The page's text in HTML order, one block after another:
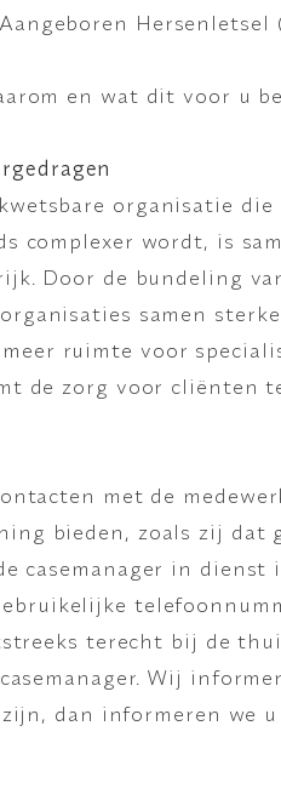
en wat dit voor u
organisatie
complexer wordt, is
Door de bundeling
samen
ruimte voor
de zorg voor cliënten
met de
bieden, zoals zij dat
casemanager in dienst
terecht bij de
Wij
dan informeren we u